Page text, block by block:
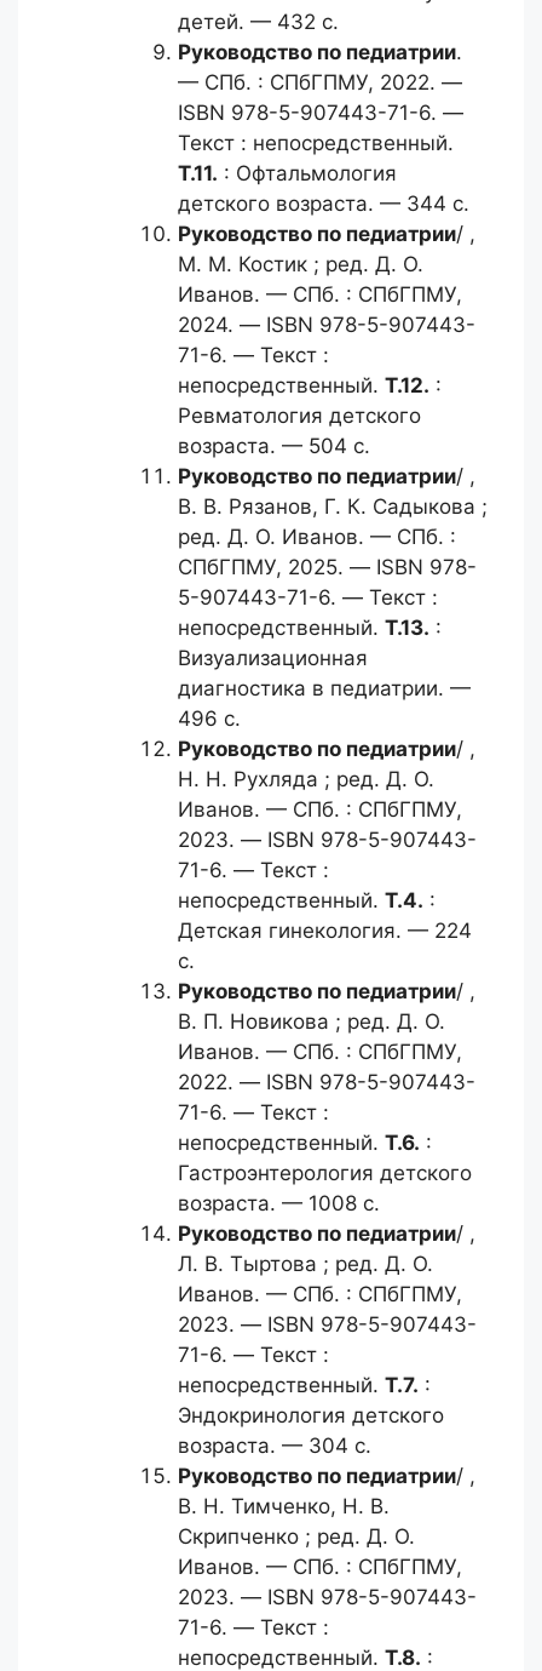
детей. — 432 с.
Руководство по педиатрии.
— СПб. : СПбГПМУ, 2022. —
ISBN 978-5-907443-71-6. —
Текст : непосредственный.
Т.11. : Офтальмология
детского возраста. — 344 с.
Руководство по педиатрии/ ,
М. М. Костик ; ред. Д. О.
Иванов. — СПб. : СПбГПМУ,
2024. — ISBN 978-5-907443-
71-6. — Текст :
непосредственный. Т.12. :
Ревматология детского
возраста. — 504 с.
Руководство по педиатрии/ ,
В. В. Рязанов, Г. К. Садыкова ;
ред. Д. О. Иванов. — СПб. :
СПбГПМУ, 2025. — ISBN 978-
5-907443-71-6. — Текст :
непосредственный. Т.13. :
Визуализационная
диагностика в педиатрии. —
496 с.
Руководство по педиатрии/ ,
Н. Н. Рухляда ; ред. Д. О.
Иванов. — СПб. : СПбГПМУ,
2023. — ISBN 978-5-907443-
71-6. — Текст :
непосредственный. Т.4. :
Детская гинекология. — 224
с.
Руководство по педиатрии/ ,
В. П. Новикова ; ред. Д. О.
Иванов. — СПб. : СПбГПМУ,
2022. — ISBN 978-5-907443-
71-6. — Текст :
непосредственный. Т.6. :
Гастроэнтерология детского
возраста. — 1008 с.
Руководство по педиатрии/ ,
Л. В. Тыртова ; ред. Д. О.
Иванов. — СПб. : СПбГПМУ,
2023. — ISBN 978-5-907443-
71-6. — Текст :
непосредственный. Т.7. :
Эндокринология детского
возраста. — 304 с.
Руководство по педиатрии/ ,
В. Н. Тимченко, Н. В.
Скрипченко ; ред. Д. О.
Иванов. — СПб. : СПбГПМУ,
2023. — ISBN 978-5-907443-
71-6. — Текст :
непосредственный. Т.8. :